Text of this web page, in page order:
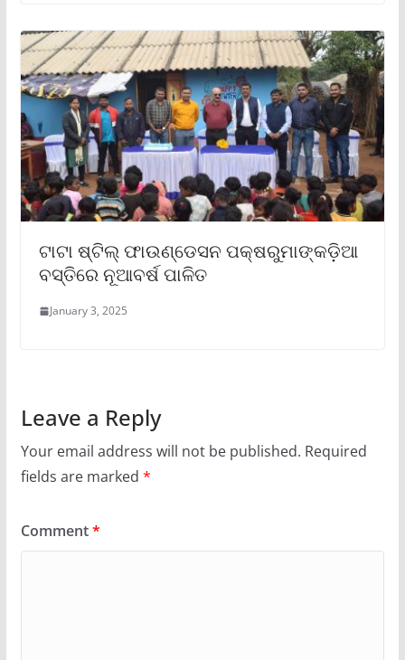
ଟାଟା ଷ୍ଟିଲ୍ ଫାଉଣ୍ଡେସନ ପକ୍ଷରୁମାଙ୍କଡ଼ିଆ
ବସ୍ତିରେ ନୂଆବର୍ଷ ପାଳିତ
January 3, 2025
Leave a Reply
Your email address will not be published. Required
fields are marked *
Comment*